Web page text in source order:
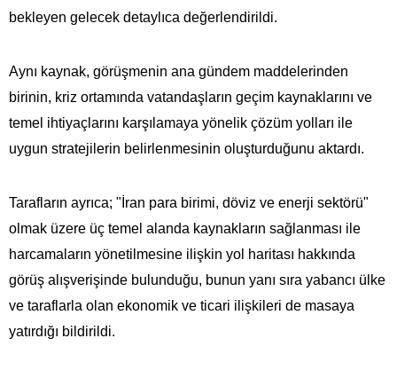
bekleyen gelecek detaylıca değerlendirildi.
Aynı kaynak, görüşmenin ana gündem maddelerinden
birinin, kriz ortamında vatandaşların geçim kaynaklarını ve
temel ihtiyaçlarını karşılamaya yönelik çözüm yolları ile
uygun stratejilerin belirlenmesinin oluşturduğunu aktardı.
Tarafların ayrıca; "İran para birimi, döviz ve enerji sektörü"
olmak üzere üç temel alanda kaynakların sağlanması ile
harcamaların yönetilmesine ilişkin yol haritası hakkında
görüş alışverişinde bulunduğu, bunun yanı sıra yabancı ülke
ve taraflarla olan ekonomik ve ticari ilişkileri de masaya
yatırdığı bildirildi.